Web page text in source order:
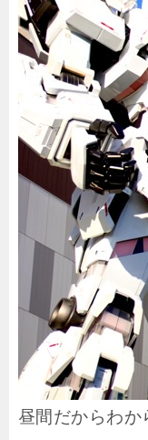
昼間だからわか